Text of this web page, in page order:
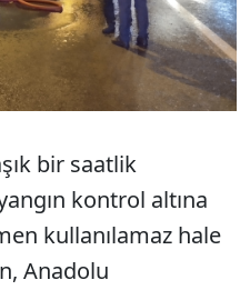
bir saatlik
kontrol altına
kullanılamaz hale
Anadolu